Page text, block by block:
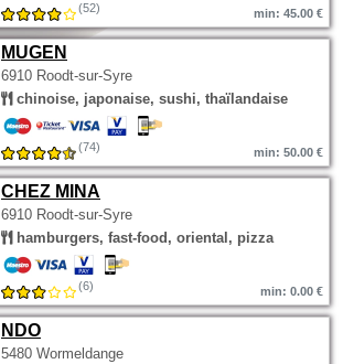
(52) min: 45.00 €
MUGEN
6910 Roodt-sur-Syre
chinoise, japonaise, sushi, thaïlandaise
(74) min: 50.00 €
CHEZ MINA
6910 Roodt-sur-Syre
hamburgers, fast-food, oriental, pizza
(6) min: 0.00 €
NDO
5480 Wormeldange